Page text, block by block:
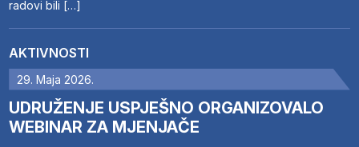
radovi bili […]
AKTIVNOSTI
29. Maja 2026.
UDRUŽENJE USPJEŠNO ORGANIZOVALO
WEBINAR ZA MJENJAČE